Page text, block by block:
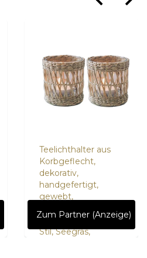
Teelichthalter aus
Korbgeflecht,
dekorativ,
handgefertigt,
gewebt,
rustikaler Vintage-
Stil, Seegras,
Zum Partner (Anzeige)